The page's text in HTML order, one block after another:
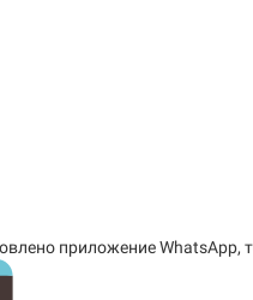
приложение WhatsApp,